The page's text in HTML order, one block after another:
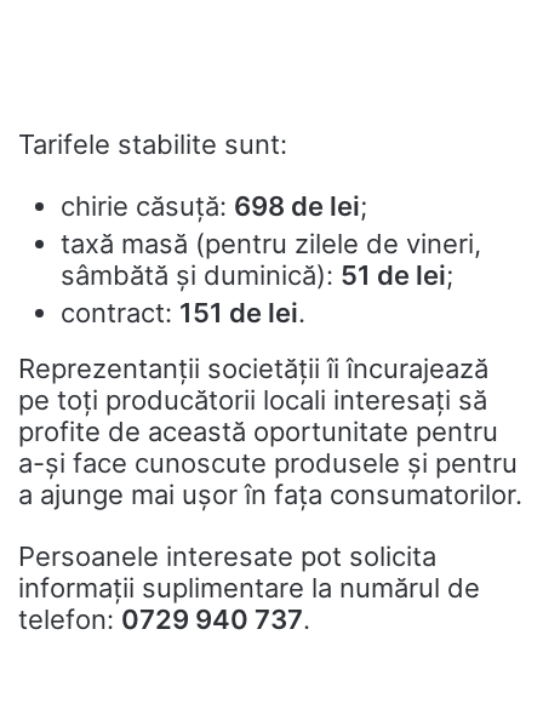
Tarifele stabilite sunt:
chirie căsuță: 698 de lei;
taxă masă (pentru zilele de vineri,
sâmbătă și duminică): 51 de lei;
contract: 151 de lei.
Reprezentanții societății îi încurajează
pe toți producătorii locali interesați să
profite de această oportunitate pentru
a-și face cunoscute produsele și pentru
a ajunge mai ușor în fața consumatorilor.
Persoanele interesate pot solicita
informații suplimentare la numărul de
telefon: 0729 940 737.